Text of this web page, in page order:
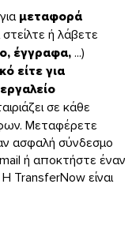
μεταφορά
ή λάβετε
έγγραφα,...)
είτε για
εργαλείο
σε κάθε
Μεταφέρετε
ασφαλή σύνδεσμο
ή αποκτήστε έναν
TransferNow είναι